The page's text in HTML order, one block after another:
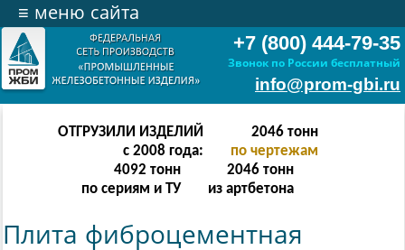
+7 (800) 444-79-35
Звонок по России бесплатный
info@prom-gbi.ru
≡ меню сайта
ОТГРУЗИЛИ ИЗДЕЛИЙ
с 2008 года:
4094тонн
по чертежам
8188 тонн
по сериям и ТУ
4094 тонн
из артбетона
Плита фиброцементная